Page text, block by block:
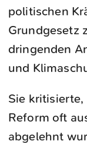
politischen
Grundgesetz
dringenden
und
Sie
Reform oft
abgelehnt